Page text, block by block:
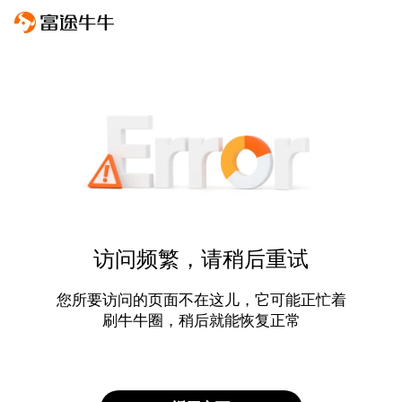
访问频繁，请稍后重试
您所要访问的页面不在这儿，它可能正忙着
刷牛牛圈，稍后就能恢复正常